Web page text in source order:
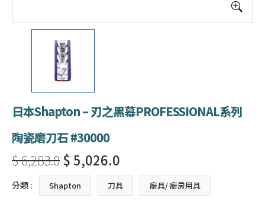
日本Shapton – 刃之黑幕PROFESSIONAL系列
陶瓷磨刀石 #30000
$ 6,283.0$ 5,026.0
分類 : Shapton 刀具 廚具/ 廚房用具